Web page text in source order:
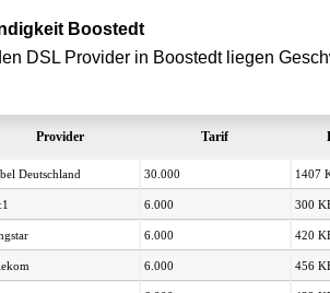
Boostedt
DSL Provider in Boostedt liegen
Provider Tarif
Deutschland 30.000 1407
6.000 300
6.000 420
6.000 456